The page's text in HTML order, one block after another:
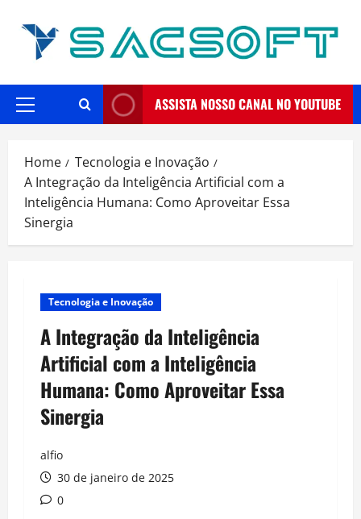
content
Primary
ASSISTA NOSSO CANAL NO YOUTUBE
Home
Tecnologia e Inovação
A Integração da Inteligência Artificial com a
Inteligência Humana: Como Aproveitar Essa
Sinergia
Tecnologia e Inovação
A Integração da Inteligência
Artificial com a Inteligência
Humana: Como Aproveitar Essa
Sinergia
alfio
30 de janeiro de 2025
0